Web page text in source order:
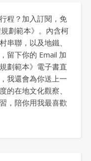
程？加入訂閱，免
劃範本》。內含柯
串聯，以及地鐵、
留下你的 Email 加
劃範本》電子書直
我還會為你送上一
的在地文化觀察、
，陪你用我最喜歡